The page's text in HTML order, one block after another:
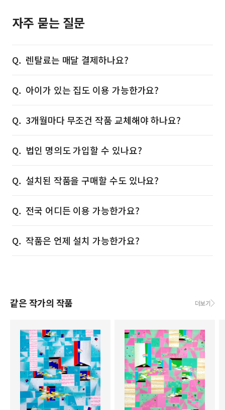
자주 묻는 질문
렌탈료는 매달 결제하나요?
아이가 있는 집도 이용 가능한가요?
3개월마다 무조건 작품 교체해야 하나요?
법인 명의도 가입할 수 있나요?
설치된 작품을 구매할 수도 있나요?
전국 어디든 이용 가능한가요?
작품은 언제 설치 가능한가요?
같은 작가의 작품 더보기